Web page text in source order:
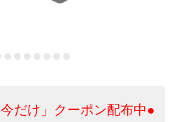
だけ」クーポン配布中●